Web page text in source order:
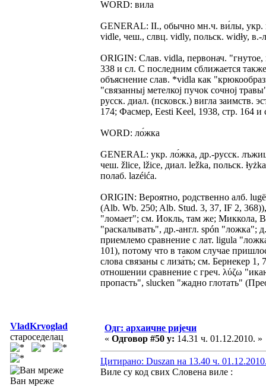
WORD: вила
GENERAL: II., обычно мн.ч. ви́лы, укр.
vidle, чеш., слвц. vidly, польск. widɫy,
ORIGIN: Слав. vidla, первонач.
338 и сл. С последним сближается
объяснение слав. *vidla как
"связанныj метелкоj пучок сочноj
русск. диал. (псковск.) вигла заимств.
174; Фасмер, Eesti Keel, 1938, стр. 164
WORD: ло́жка
GENERAL: укр. ло́жка, др.-русск.
чеш. žliсе, lžiсе, диал. lеžkа, польск.
полаб. lazéića.
ORIGIN: Вероятно, родственно алб.
(Alb. Wb. 250; Alb. Stud. 3, 37, IF 2,
"ломает"; см. Иокль, там же; Миккола,
"раскалывать", др.-англ. spón "ложка";
приемлемо сравнение с лат. ligulа
101), потому что в таком случае
слова связаны с лиза́ть; см. Бернекер
отношении сравнение с греч. λύζω
пропасть", slucken "жадно глотать"
VladKrvoglad
староседелац
Ван мреже
Одг: архаичне ријечи
« Одговор #50 у: 14.31 ч. 01.12.2010. »
Цитирано: Duszan на 13.40 ч.
Виле су код свих Словена виле :